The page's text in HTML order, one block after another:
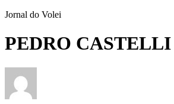
Jornal do Volei
PEDRO CASTELLI